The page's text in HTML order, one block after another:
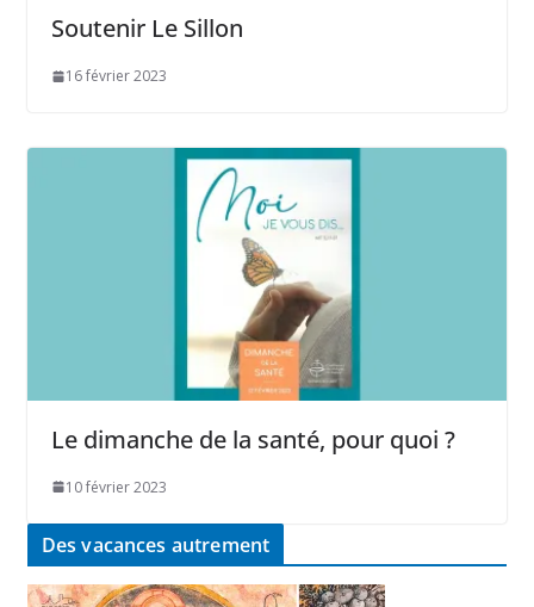
Soutenir Le Sillon
16 février 2023
Le dimanche de la santé, pour quoi ?
10 février 2023
Des vacances autrement